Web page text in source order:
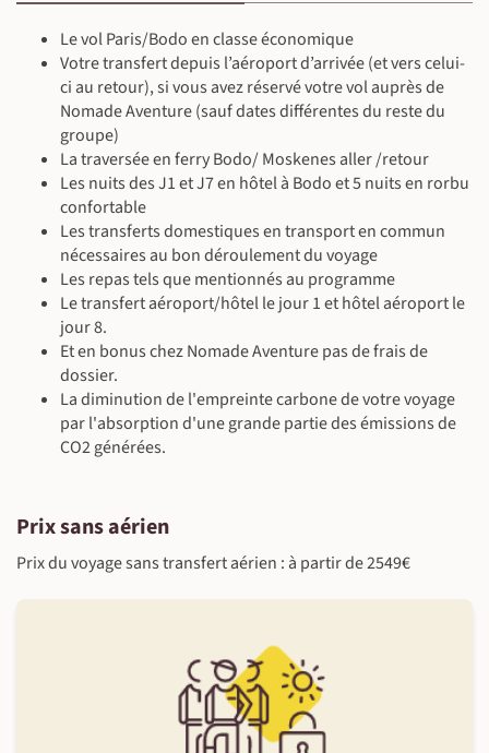
Le vol Paris/Bodo en classe économique
Votre transfert depuis l’aéroport d’arrivée (et vers celui-
ci au retour), si vous avez réservé votre vol auprès de
Nomade Aventure (sauf dates différentes du reste du
groupe)
La traversée en ferry Bodo/ Moskenes aller /retour
Les nuits des J1 et J7 en hôtel à Bodo et 5 nuits en rorbu
confortable
Les transferts domestiques en transport en commun
nécessaires au bon déroulement du voyage
Les repas tels que mentionnés au programme
Le transfert aéroport/hôtel le jour 1 et hôtel aéroport le
jour 8.
Et en bonus chez Nomade Aventure pas de frais de
dossier.
La diminution de l'empreinte carbone de votre voyage
par l'absorption d'une grande partie des émissions de
CO2 générées.
Prix sans aérien
Prix du voyage sans transfert aérien : à partir de 2549€